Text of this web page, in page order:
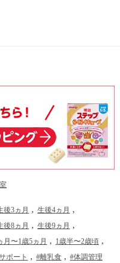
後3ヵ月 生後4ヵ月
後8ヵ月 生後9ヵ月
月〜1歳5ヵ月 1歳半〜2歳頃
ポート #離乳食 #体調管理